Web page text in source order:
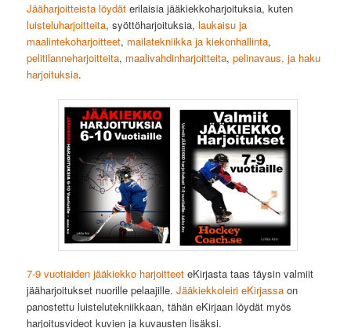
Jääharjoitteista löydäterilaisia jääkiekkoharjoituksia, kuten
luisteluharjoitteita, syöttöharjoituksia,laukaisu ja
maalintekoharjoitteet, mailatekniikka ja kiekonhallinta,
pelitilanneharjoitteita, maalivahdinharjoitteita,pelinavaus, ja haku
harjoituksia.
7-9 vuotiaiden jääkiekko harjoitteeteKirjasta taas täysin valmiit
jääharjoitukset nuorille pelaajille.Jääkiekkoleiri eKirjassaon
panostettu luistelutekniikkaan, tähän eKirjaan löydät myös
harjoitusvideot kuvien ja kuvausten lisäksi.